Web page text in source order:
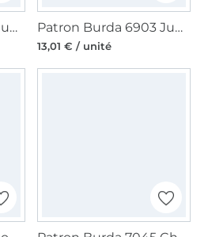
Patron Burda 6880 Jupe, en français Patron Burda 6903 Jupe, en français
13,01 € / unité